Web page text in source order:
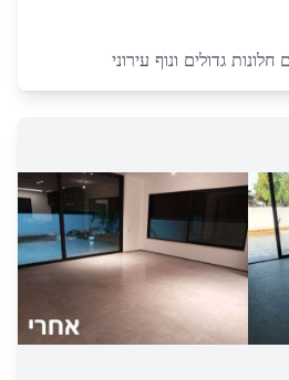
גדולים ונוף עירוני